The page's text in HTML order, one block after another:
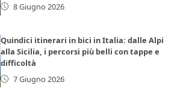
8 Giugno 2026
Quindici itinerari in bici in Italia: dalle Alpi
alla Sicilia, i percorsi più belli con tappe e
difficoltà
7 Giugno 2026